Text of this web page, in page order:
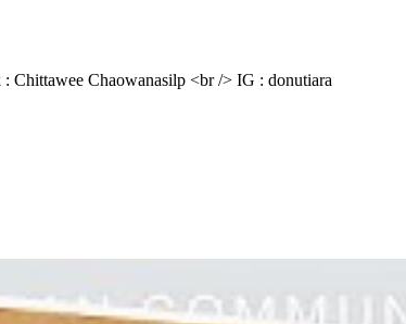
Chaowanasilp <br /> IG : donutiara